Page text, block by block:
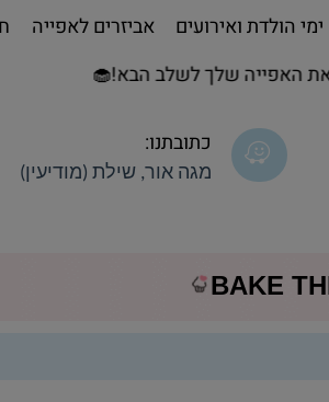
האפייה שלך לשלב הבא!🧁
כתובתנו:
מגה אור, שילת (מודיעין)
ימי הולדת ואירועים אביזרים לאפייה
BAKE